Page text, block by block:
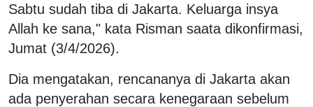
Sabtu sudah tiba di Jakarta. Keluarga insya
Allah ke sana," kata Risman saata dikonfirmasi,
Jumat (3/4/2026).
Dia mengatakan, rencananya di Jakarta akan
ada penyerahan secara kenegaraan sebelum